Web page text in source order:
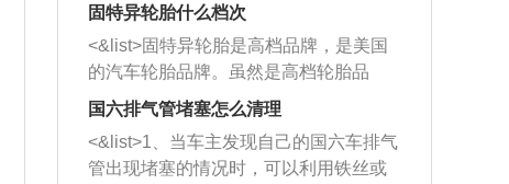
固特异轮胎什么档次
<&list>固特异轮胎是高档品牌，是美国
的汽车轮胎品牌。虽然是高档轮胎品
牌，但是中高低端的轮胎都有生产，这
也是为了更好的开拓市场。
国六排气管堵塞怎么清理
<&list>1、当车主发现自己的国六车排气
管出现堵塞的情况时，可以利用铁丝或